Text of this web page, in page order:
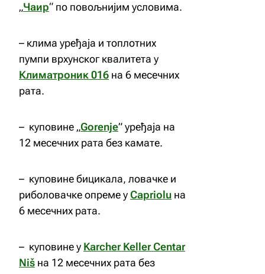
„Чаир“ по повољнијим условима.
– клима уређаја и топлотних
пумпи врхунског квалитета у
Климатроник 016 на 6 месечних
рата.
– куповине „Gorenje” уређаја на
12 месечних рата без камате.
– куповине бицикала, ловачке и
риболовачке опреме уCapriolu на
6 месечних рата.
– куповине у Karcher Keller Centar
Niš на 12 месечних рата без